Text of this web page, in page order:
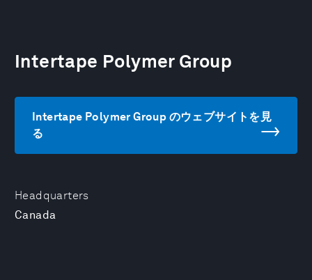
Headquarters
Canada
Intertape Polymer Group
Intertape Polymer Group のウェブサイトを見
る